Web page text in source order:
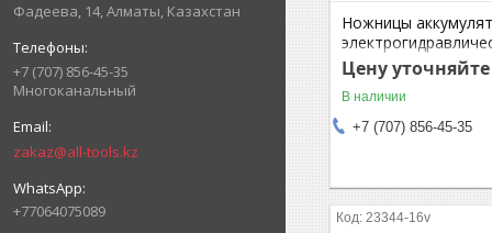
Фадеева, 14, Алматы, Казахстан
+7 (707) 856-45-35
Многоканальный
zakaz@all-tools.kz
+77064075089
Ножницы
50 kN, 18V, SIRIUS
Цену уточняйте
В наличии
+7 (707) 856-45-35
23344-16v